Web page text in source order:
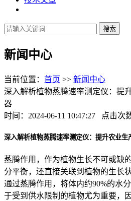
新闻中心
当前位置： 首页 >> 新闻中心
深入解析植物蒸腾速率测定仪：提
器
时间：2024-06-11 10:47:27 点击次
深入解析植物蒸腾速率测定仪：提升农业生
蒸腾作用，作为植物生长不可或缺
分平衡，还直接关联到植物的生长
通过蒸腾作用，将体内约90%的水
于受到供水限制的植物尤为重要，